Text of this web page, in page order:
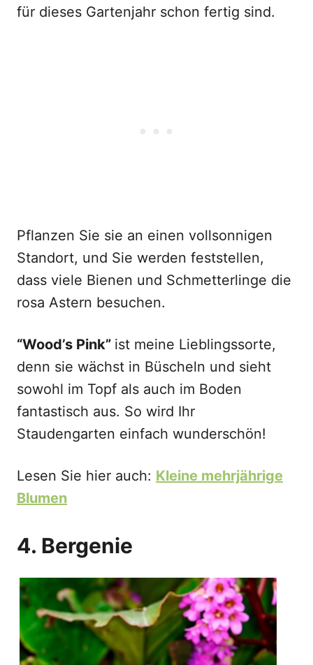
für dieses Gartenjahr schon fertig sind.
Pflanzen Sie sie an einen vollsonnigen
Standort, und Sie werden feststellen,
dass viele Bienen und Schmetterlinge die
rosa Astern besuchen.
“Wood’s Pink” ist meine Lieblingssorte,
denn sie wächst in Büscheln und sieht
sowohl im Topf als auch im Boden
fantastisch aus. So wird Ihr
Staudengarten einfach wunderschön!
Lesen Sie hier auch: Kleine mehrjährige
Blumen
4. Bergenie